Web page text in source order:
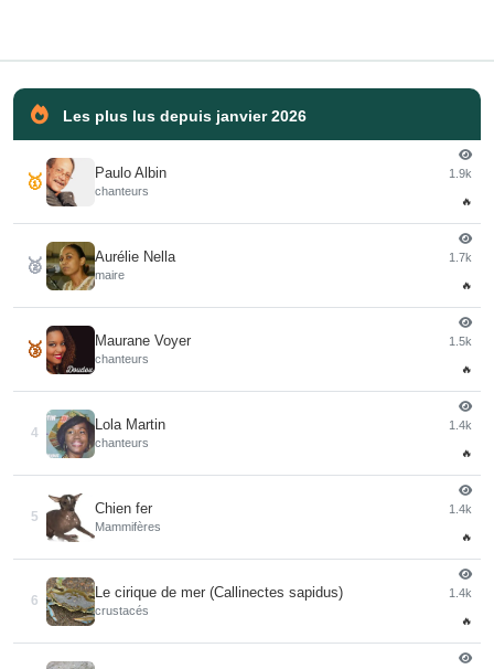
Les plus lus depuis janvier 2026
🥇 Paulo Albin
chanteurs
1.9k
🔥
🥈 Aurélie Nella
maire
1.7k
🔥
🥉 Maurane Voyer
chanteurs
1.5k
🔥
4
Lola Martin
chanteurs
1.4k
🔥
5
Chien fer
Mammifères
1.4k
🔥
6
Le cirique de mer (Callinectes sapidus)
crustacés
1.4k
🔥